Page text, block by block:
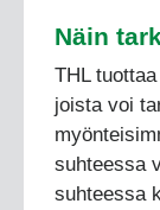
Näin
THL
joista voi
suhteessa
suhteessa